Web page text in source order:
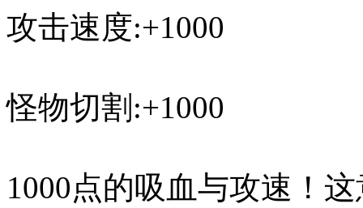
攻击速度:+1000
怪物切割:+1000
1000点的吸血与攻速！